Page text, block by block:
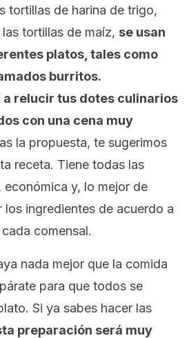
tortillas de harina de trigo,
tortillas de maíz, se usan
platos, tales como
burritos.
a relucir tus dotes culinarios
con una cena muy
la propuesta, te sugerimos
receta. Tiene todas las
económica y, lo mejor de
ingredientes de acuerdo a
comensal.
nada mejor que la comida
para que todos se
Si ya sabes hacer las
preparación será muy